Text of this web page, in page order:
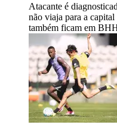
Atacante é
não viaja para a
também ficam em BH